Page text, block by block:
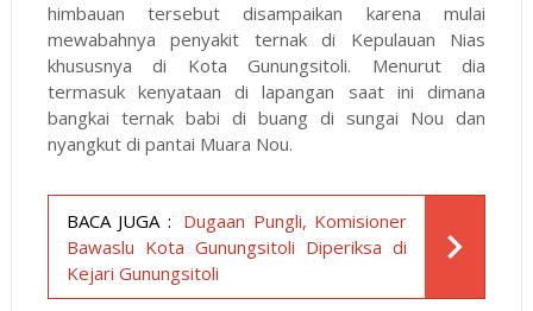
himbauan tersebut disampaikan karena mulai
mewabahnya penyakit ternak di Kepulauan Nias
khususnya di Kota Gunungsitoli. Menurut dia
termasuk kenyataan di lapangan saat ini dimana
bangkai ternak babi di buang di sungai Nou dan
nyangkut di pantai Muara Nou.
BACA JUGA : Dugaan Pungli, Komisioner
Bawaslu Kota Gunungsitoli Diperiksa di
Kejari Gunungsitoli